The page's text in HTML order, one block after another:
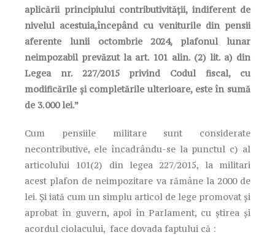
aplicării principiului contributivității, indiferent de
nivelul acestuia,începând cu veniturile din pensii
aferente lunii octombrie 2024, plafonul lunar
neimpozabil prevăzut la art. 101 alin. (2) lit. a) din
Legea nr. 227/2015 privind Codul fiscal, cu
modificările și completările ulterioare, este în sumă
de 3.000 lei.”
Cum pensiile militare sunt considerate
necontributive, ele încadrându-se la punctul c) al
articolului 101(2) din legea 227/2015, la militari
acest plafon de neimpozitare va rămâne la 2000 de
lei. Și iată cum un simplu articol de lege promovat și
aprobat în guvern, apoi în Parlament, cu știrea și
acordul ciolacului, face dovada faptului că :